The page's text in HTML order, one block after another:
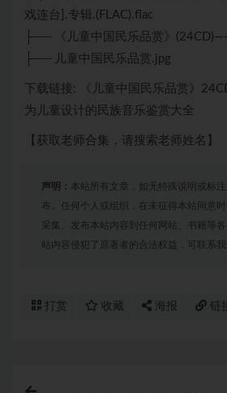
戏连台].专辑.(FLAC).flac
├── 《儿童中国民乐品赏》
├── 儿童中国民乐品赏.jpg
下载链接: 《儿童中国民乐品赏》
为儿童设计的民族音乐鉴赏大全
【获取老师合集，请搜索老师姓名】
声明： 本站所有文章，如无特殊说明或标
布。任何个人或组织，在未征得本站同意时
采集、发布本站内容到任何网站、书籍等
站内容侵犯了原著者的合法权益，可联系我
打赏 收藏 海报 链